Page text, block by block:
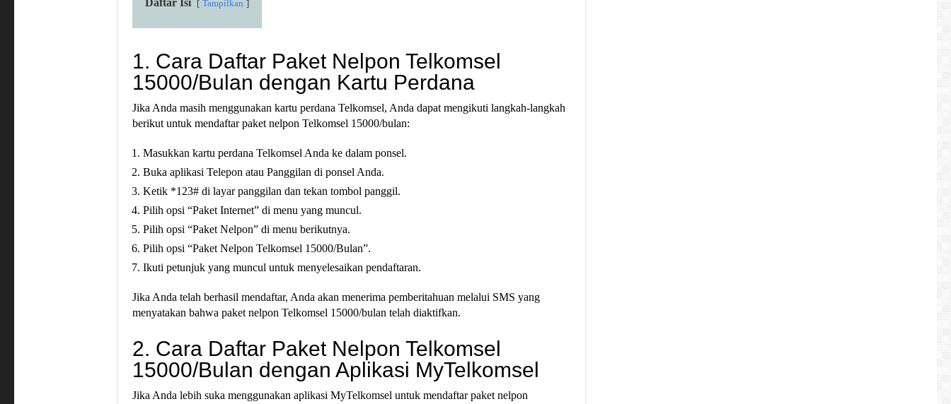
Daftar Isi Tampilkan
1. Cara Daftar Paket Nelpon Telkomsel
15000/Bulan dengan Kartu Perdana
Jika Anda masih menggunakan kartu perdana Telkomsel, Anda dapat mengikuti langkah-langkah
berikut untuk mendaftar paket nelpon Telkomsel 15000/bulan:
Masukkan kartu perdana Telkomsel Anda ke dalam ponsel.
Buka aplikasi Telepon atau Panggilan di ponsel Anda.
Ketik *123# di layar panggilan dan tekan tombol panggil.
Pilih opsi “Paket Internet” di menu yang muncul.
Pilih opsi “Paket Nelpon” di menu berikutnya.
Pilih opsi “Paket Nelpon Telkomsel 15000/Bulan”.
Ikuti petunjuk yang muncul untuk menyelesaikan pendaftaran.
Jika Anda telah berhasil mendaftar, Anda akan menerima pemberitahuan melalui SMS yang
menyatakan bahwa paket nelpon Telkomsel 15000/bulan telah diaktifkan.
2. Cara Daftar Paket Nelpon Telkomsel
15000/Bulan dengan Aplikasi MyTelkomsel
Jika Anda lebih suka menggunakan aplikasi MyTelkomsel untuk mendaftar paket nelpon